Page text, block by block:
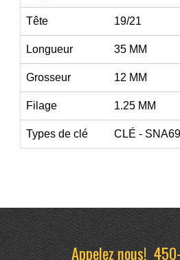
Tête 19/21
Longueur 35 MM
Grosseur 12 MM
Filage 1.25 MM
Types de clé CLÉ -
Appelez nous!